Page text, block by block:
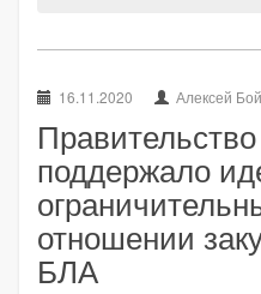
16.11.2020 Алексей
поддержало
отношении
БЛА